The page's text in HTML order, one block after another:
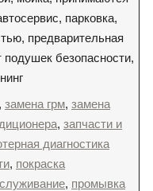
парковка,
предварительная
безопасности,
, замена грм, замена
, запчасти и
диагностика
, покраска
, промывка